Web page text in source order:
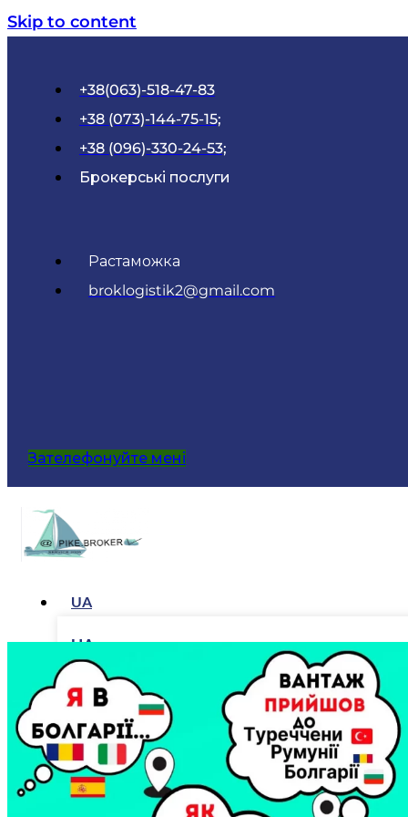
Skip to content
+38(063)-518-47-83
+38 (073)-144-75-15;
+38 (096)-330-24-53;
Брокерські послуги
Растаможка
broklogistik2@gmail.com
Зателефонуйте мені
UA
UA
ГОЛОВНА
ПОСЛУГИ
Митне оформлення вантажів